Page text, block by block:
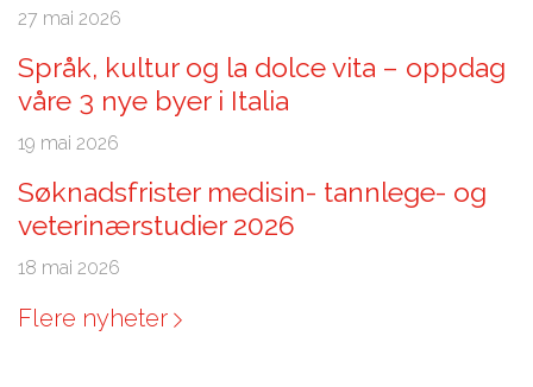
27 mai 2026
Språk, kultur og la dolce vita – oppdag
våre 3 nye byer i Italia
19 mai 2026
Søknadsfrister medisin- tannlege- og
veterinærstudier 2026
18 mai 2026
Flere nyheter